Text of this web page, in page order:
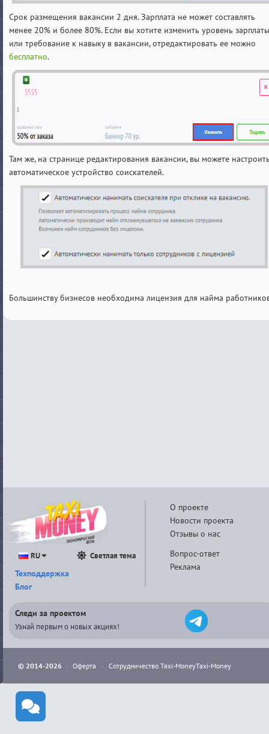
Срок размещения вакансии 2 дня. Зарплата не может составлять
менее 20% и более 80%. Если вы хотите изменить уровень зарплаты
или требование к навыку в вакансии, отредактировать ее можно
бесплатно.
Там же, на странице редактирования вакансии, вы можете
автоматическое устройство соискателей.
Большинству бизнесов необходима лицензия для найма
О проекте
Новости проекта
Отзывы о нас
Вопрос-ответ
Реклама
RU Светлая тема
Техподдержка
Блог
Следи за проектом
Узнай первым о новых акциях!
© 2014-2026 · Оферта · Сотрудничество Taxi-MoneyTaxi-Money